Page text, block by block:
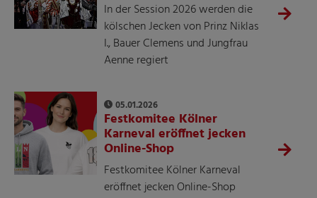
In der Session 2026 werden die
kölschen Jecken von Prinz Niklas
I., Bauer Clemens und Jungfrau
Aenne regiert
05.01.2026
Festkomitee Kölner
Karneval eröffnet jecken
Online-Shop
Festkomitee Kölner Karneval
eröffnet jecken Online-Shop